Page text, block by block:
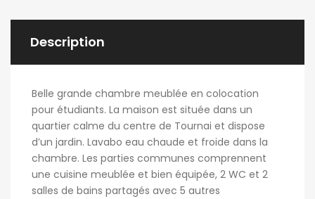
Description
Belle grande chambre meublée en colocation
pour étudiants. La maison est située dans un
quartier calme du centre de Tournai et dispose
d’un jardin. Lavabo eau chaude et froide dans la
chambre. Les parties communes comprennent
une cuisine meublée et bien équipée, 2 WC et 2
salles de bains partagés avec 5 autres